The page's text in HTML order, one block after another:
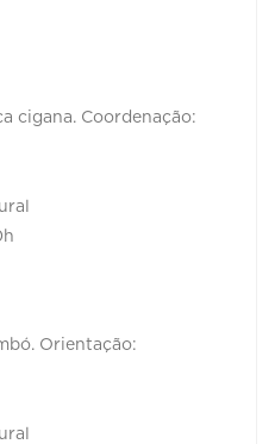
cigana. Coordenação:
Orientação: